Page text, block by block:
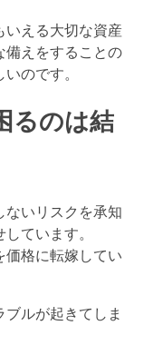
いえる大切な資産
備えをすることの
のです。
るのは結
ないリスクを承知
ています。
価格に転嫁してい
ルが起きてしま